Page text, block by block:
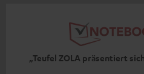
„Teufel ZOLA präsentiert